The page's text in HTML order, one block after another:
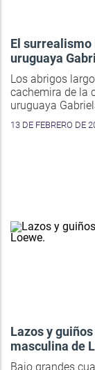
El
uruguaya
Los abrigos
cachemira de la
uruguaya
13 DE FEBRERO DE
Lazos y
masculina de
Bajo grandes